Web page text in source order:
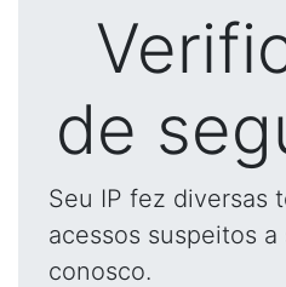
de
Seu IP fez diversas
acessos suspeitos
conosco.